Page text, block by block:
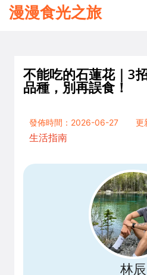
漫漫食光之旅
不能吃的石蓮花｜3
品種，別再誤食！
發佈時間：2026-06-27
更
生活指南
林辰